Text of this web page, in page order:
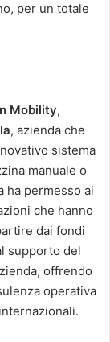
per un totale
Mobility,
, azienda che
sistema
manuale o
ha permesso ai
che hanno
dai fondi
supporto del
offrendo
operativa